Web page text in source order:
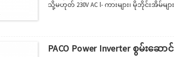
သို့မဟုတ် 230V AC l- ကားများ၊ မိုဘိုင်းအိမ်မျ
https://www.pacopower.com/uploads/
PACO Power Inverter စွမ်းဆော